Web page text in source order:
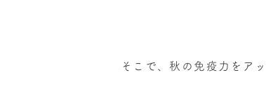
そこで、秋の免疫力をア